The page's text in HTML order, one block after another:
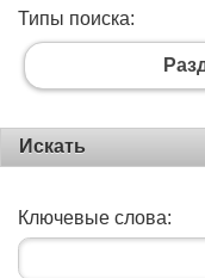
Типы поиска:
Искать
Ключевые слова: